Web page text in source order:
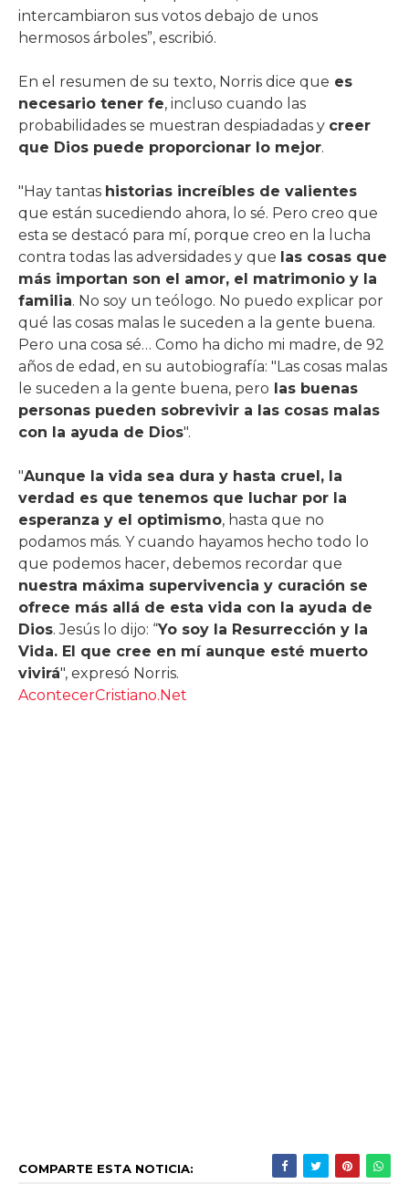
intercambiaron sus votos debajo de unos
hermosos árboles”, escribió.
En el resumen de su texto, Norris dice que es
necesario tener fe, incluso cuando las
probabilidades se muestran despiadadas y creer
que Dios puede proporcionar lo mejor.
"Hay tantas historias increíbles de valientes
que están sucediendo ahora, lo sé. Pero creo que
esta se destacó para mí, porque creo en la lucha
contra todas las adversidades y que las cosas que
más importan son el amor, el matrimonio y la
familia. No soy un teólogo. No puedo explicar por
qué las cosas malas le suceden a la gente buena.
Pero una cosa sé… Como ha dicho mi madre, de 92
años de edad, en su autobiografía: "Las cosas malas
le suceden a la gente buena, pero las buenas
personas pueden sobrevivir a las cosas malas
con la ayuda de Dios".
"Aunque la vida sea dura y hasta cruel, la
verdad es que tenemos que luchar por la
esperanza y el optimismo, hasta que no
podamos más. Y cuando hayamos hecho todo lo
que podemos hacer, debemos recordar que
nuestra máxima supervivencia y curación se
ofrece más allá de esta vida con la ayuda de
Dios. Jesús lo dijo: “Yo soy la Resurrección y la
Vida. El que cree en mí aunque esté muerto
vivirá", expresó Norris.
AcontecerCristiano.Net
COMPARTE ESTA NOTICIA: